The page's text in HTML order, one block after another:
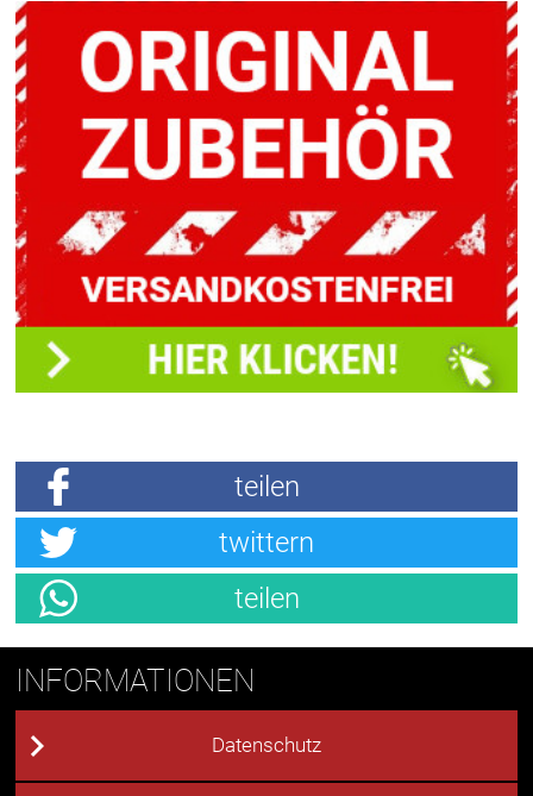
teilen
twittern
teilen
INFORMATIONEN
Datenschutz